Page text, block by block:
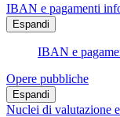
IBAN e pagamenti
Espandi
IBAN e
Opere pubbliche
Espandi
Nuclei di valutazione